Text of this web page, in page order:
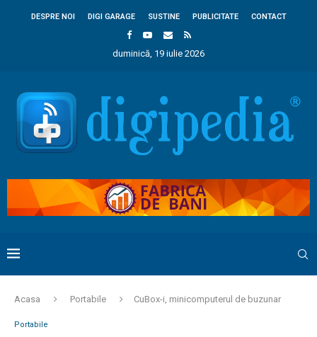
DESPRE NOI DIGI GARAGE SUSTINE PUBLICITATE CONTACT
duminică, 19 iulie 2026
Acasa Portabile CuBox-i, minicomputerul de buzunar
Portabile